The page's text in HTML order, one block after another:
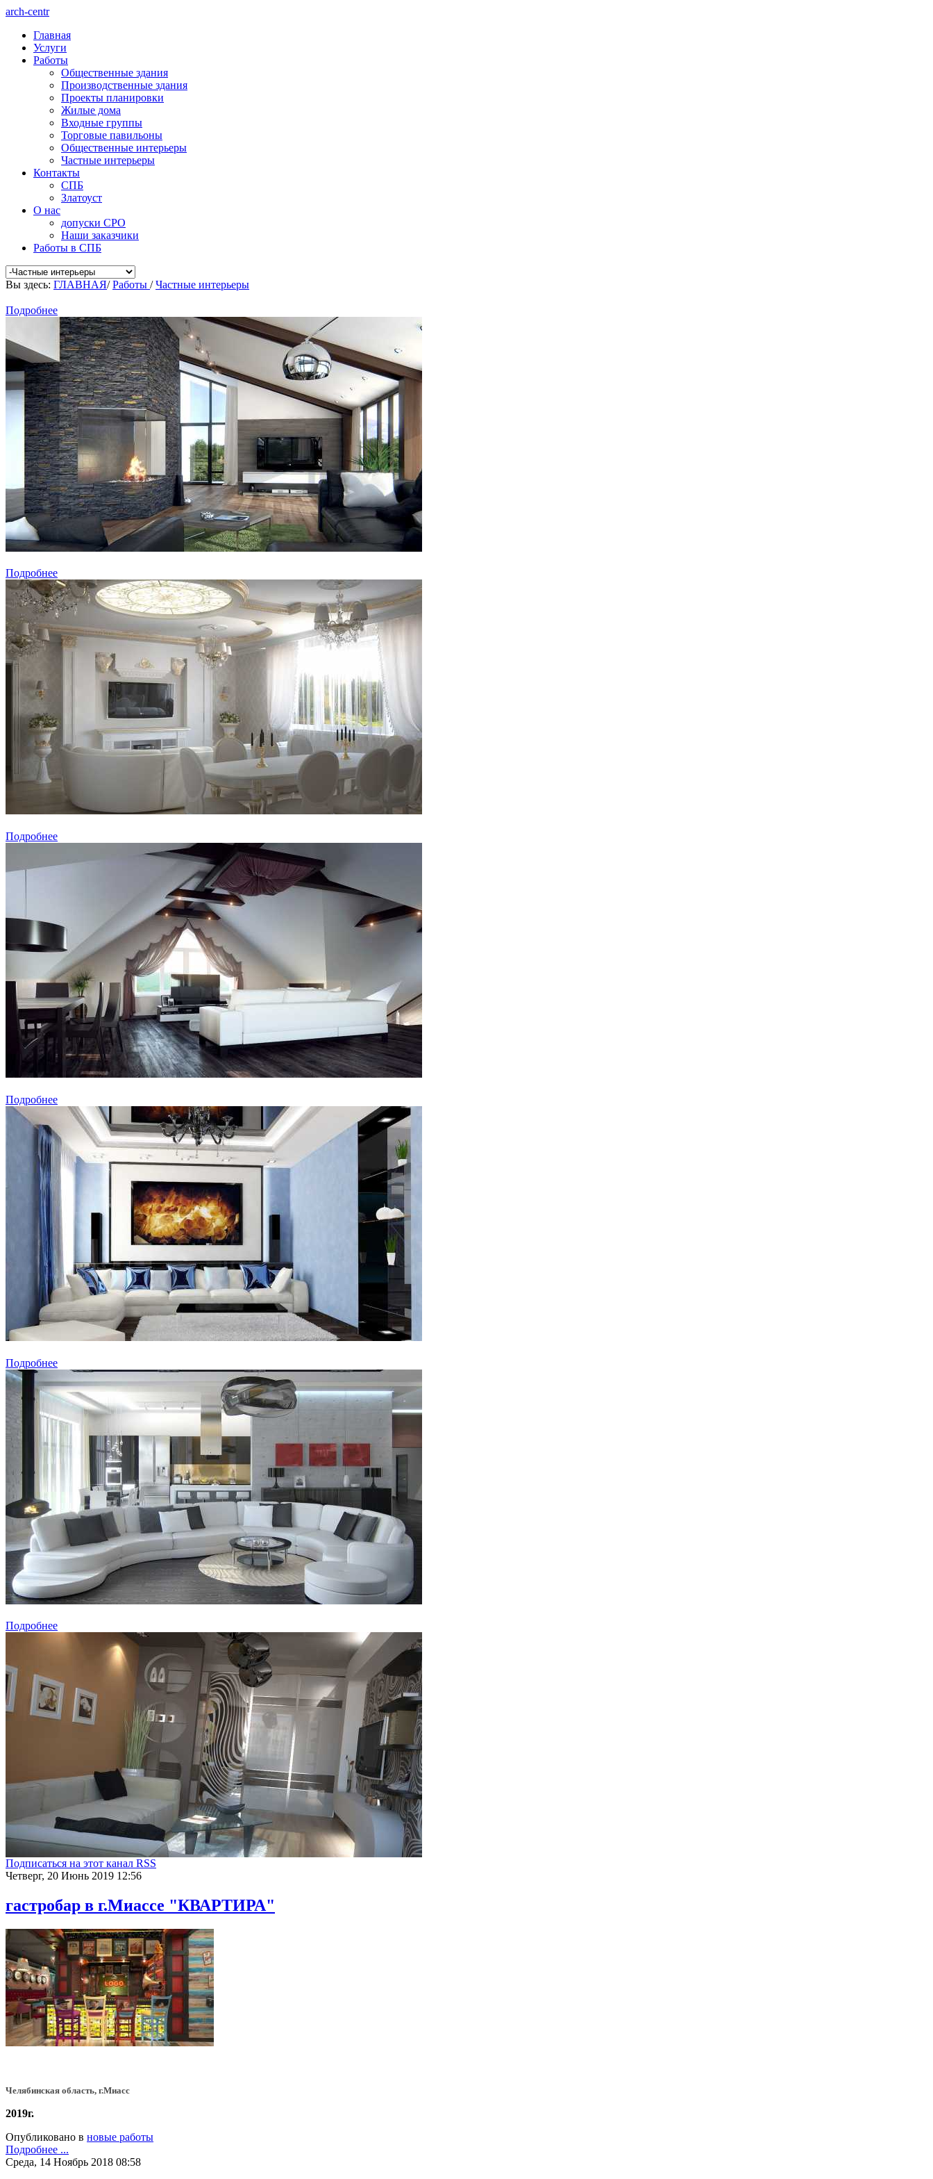
arch-centr
Главная
Услуги
Работы
Общественные здания
Производственные здания
Проекты планировки
Жилые дома
Входные группы
Торговые павильоны
Общественные интерьеры
Частные интерьеры
Контакты
СПБ
Златоуст
О нас
допуски СРО
Наши заказчики
Работы в СПБ
Вы здесь: ГЛАВНАЯ/Работы /Частные интерьеры
Подробнее
Подробнее
Подробнее
Подробнее
Подробнее
Подробнее
Подписаться на этот канал RSS
Четверг, 20 Июнь 2019 12:56
гастробар в г.Миассе "КВАРТИРА"
Челябинская область, г.Миасс
2019г.
Опубликовано в новые работы
Подробнее ...
Среда, 14 Ноябрь 2018 08:58